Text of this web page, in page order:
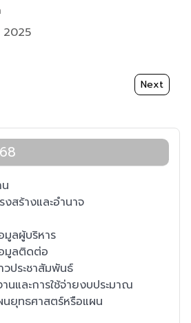
2025
Next
Next
งสร้างและอำนาจ
ลผู้บริหาร
มูลติดต่อ
ประชาสัมพันธ์
นและการใช้จ่ายงบประมาณ
ยุทธศาสตร์หรือแผน